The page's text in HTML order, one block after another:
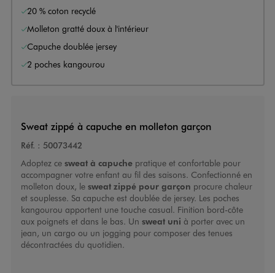
20 % coton recyclé
Molleton gratté doux à l'intérieur
Capuche doublée jersey
2 poches kangourou
Sweat zippé à capuche en molleton garçon
Réf. : 50073442
Adoptez ce sweat à capuchepratique et confortable pour
accompagner votre enfant au fil des saisons. Confectionné en
molleton doux, le sweat zippé pour garçon procure chaleur
et souplesse. Sa capuche est doublée de jersey. Les poches
kangourou apportent une touche casual. Finition bord-côte
aux poignets et dans le bas. Un sweat uni à porter avec un
jean, un cargo ou un jogging pour composer des tenues
décontractées du quotidien.